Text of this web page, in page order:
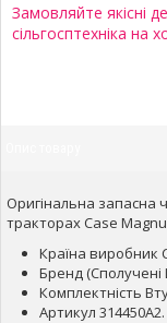
Замовляйте якісні
сільгосптехніка на
Оригінальна запасна
тракторах Case
Країна виробник
Бренд (Сполучені
Комплектність
Артикул 314450A2.